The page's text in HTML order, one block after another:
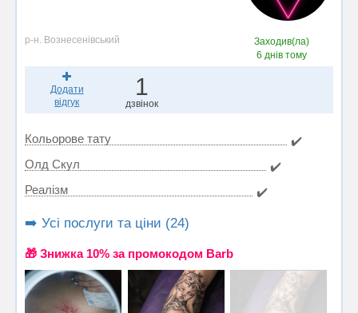
р-н. Вознесенівський
Заходив(ла)
6 днів тому
Додати
відгук
1
дзвінок
Кольорове тату
✔️
Олд Скул
✔️
Реалізм
✔️
➡️ Усі послуги та ціни (24)
🎁 Знижка 10% за промокодом Barb